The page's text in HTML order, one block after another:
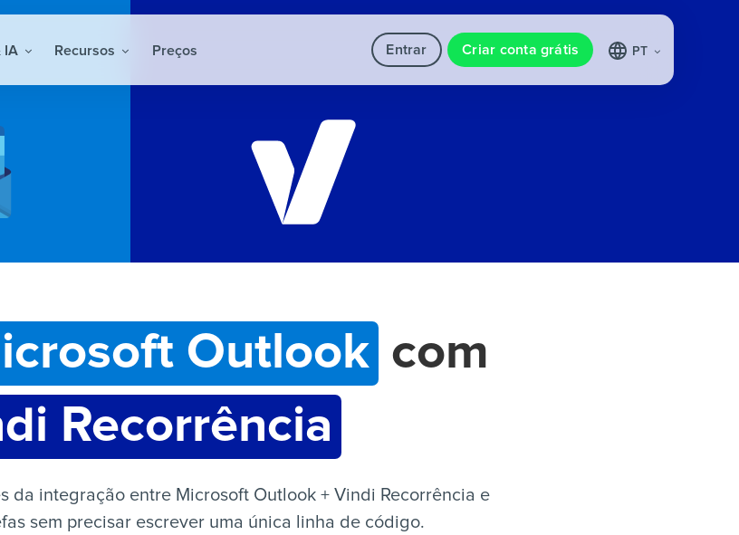
IA Recursos Preços Entrar Criar conta grátis PT
Outlook com
Recorrência
da integração entre Microsoft Outlook + Vindi Recorrência e
sem precisar escrever uma única linha de código.